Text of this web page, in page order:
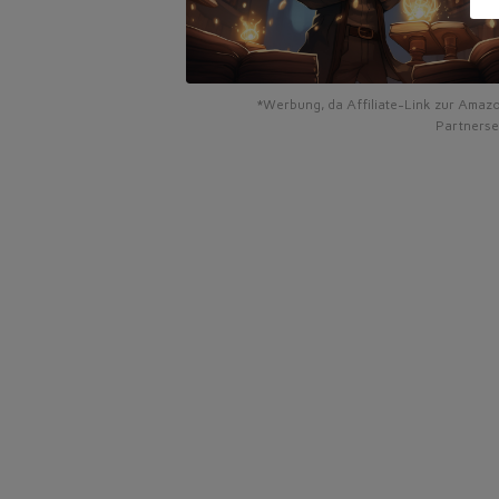
*Werbung, da Affiliate-Link zur